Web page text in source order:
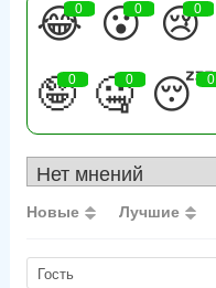
😂
0 😮
0 😢
0
🤪
0 🤐
0 😴
0
Новые Лучшие